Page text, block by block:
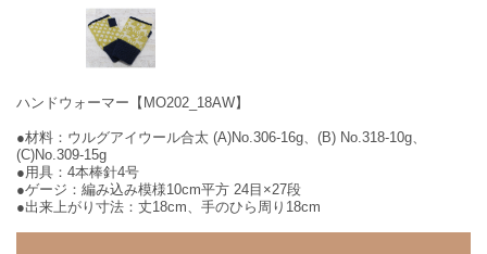
ハンドウォーマー【MO202_18AW】
●材料：ウルグアイウール合太 (A)No.306-16g、(B) No.318-10g、
(C)No.309-15g
●用具：4本棒針4号
●ゲージ：編み込み模様10cm平方 24目×27段
●出来上がり寸法：丈18cm、手のひら周り18cm